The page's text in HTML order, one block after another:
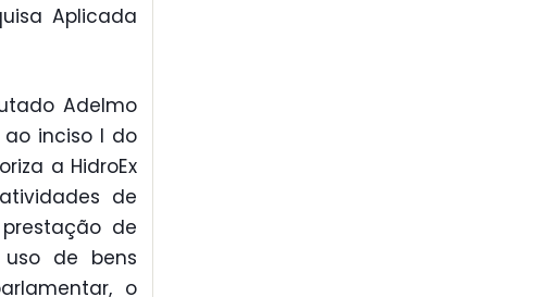
Aplicada
Adelmo
inciso I do
a HidroEx
de
de
de bens
o